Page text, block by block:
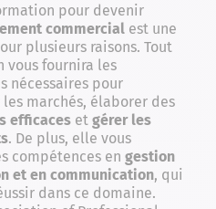
pour devenir
commercial est une
plusieurs raisons. Tout
vous fournira les
nécessaires pour
marchés, élaborer des
efficaces et gérer les
. De plus, elle vous
compétences en gestion
et en communication, qui
dans ce domaine.